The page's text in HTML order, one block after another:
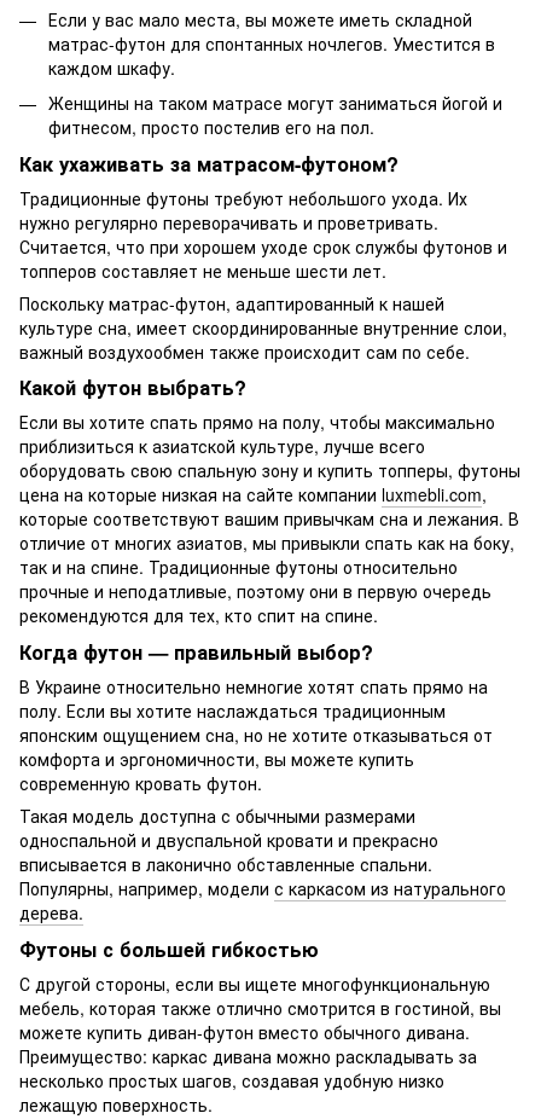
Если у вас мало места, вы можете иметь складной
матрас-футон для спонтанных ночлегов. Уместится в
каждом шкафу.
Женщины на таком матрасе могут заниматься йогой и
фитнесом, просто постелив его на пол.
Как ухаживать за матрасом-футоном?
Традиционные футоны требуют небольшого ухода. Их
нужно регулярно переворачивать и проветривать.
Считается, что при хорошем уходе срок службы футонов и
топперов составляет не меньше шести лет.
Поскольку матрас-футон, адаптированный к нашей
культуре сна, имеет скоординированные внутренние слои,
важный воздухообмен также происходит сам по себе.
Какой футон выбрать?
Если вы хотите спать прямо на полу, чтобы максимально
приблизиться к азиатской культуре, лучше всего
оборудовать свою спальную зону и купить топперы, футоны
цена на которые низкая на сайте компании luxmebli.com,
которые соответствуют вашим привычкам сна и лежания. В
отличие от многих азиатов, мы привыкли спать как на боку,
так и на спине. Традиционные футоны относительно
прочные и неподатливые, поэтому они в первую очередь
рекомендуются для тех, кто спит на спине.
Когда футон — правильный выбор?
В Украине относительно немногие хотят спать прямо на
полу. Если вы хотите наслаждаться традиционным
японским ощущением сна, но не хотите отказываться от
комфорта и эргономичности, вы можете купить
современную кровать футон.
Такая модель доступна с обычными размерами
односпальной и двуспальной кровати и прекрасно
вписывается в лаконично обставленные спальни.
Популярны, например, модели с каркасом из натурального
дерева.
Футоны с большей гибкостью
С другой стороны, если вы ищете многофункциональную
мебель, которая также отлично смотрится в гостиной, вы
можете купить диван-футон вместо обычного дивана.
Преимущество: каркас дивана можно раскладывать за
несколько простых шагов, создавая удобную низко
лежащую поверхность.